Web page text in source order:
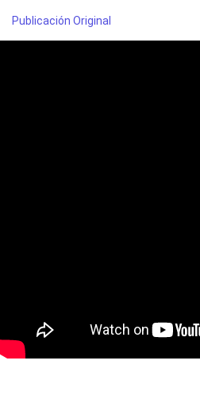
Publicación Original